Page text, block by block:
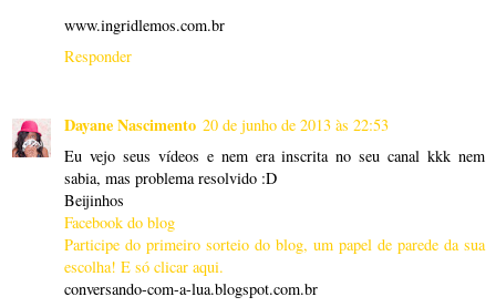
www.ingridlemos.com.br
Responder
Dayane Nascimento 20 de junho de 2013 às 22:53
Eu vejo seus vídeos e nem era inscrita no seu canal kkk nem
sabia, mas problema resolvido :D
Beijinhos
Facebook do blog
Participe do primeiro sorteio do blog, um papel de parede da sua
escolha! E só clicar aqui.
conversando-com-a-lua.blogspot.com.br